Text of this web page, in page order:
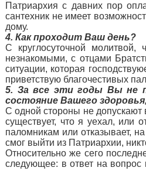
Патриархия с давних пор
сантехник не имеет
дому.
4. Как проходит Ваш день?
С круглосуточной
незнакомыми, с отцами
ситуации, которая
приветствую благочестивых
5. За все эти годы Вы не
состояние Вашего
С одной стороны не допускают
существует, что я уехал, или
паломникам или отказывает,
смог выйти из Патриархии,
Относительно же сего
следующее: в ответ на вопрос